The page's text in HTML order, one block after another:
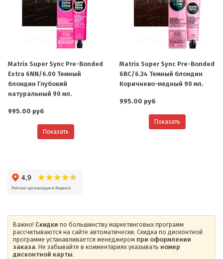
Matrix Super Sync Pre-Bonded
Extra 6NN/6.00 Темный
блондин Глубокий
натуральный 90 мл.
995.00 руб
Показать
Matrix Super Sync Pre-Bonded
6BC/6.34 Темный блондин
Коричнево-медный 90 мл.
995.00 руб
Показать
Важно! Скидки по большинству маркетинговых программ
рассчитываются на сайте автоматически. Скидка по дисконтной
программе устанавливается менеджером при оформлении
заказа. Не забывайте в комментариях указывать номер
дисконтной карты.